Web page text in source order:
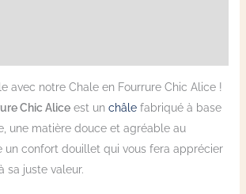
avec notre Chale en Fourrure Chic Alice !
Chic Aliceest un châlefabriqué à base
une matière douce et agréable au
un confort douillet qui vous fera apprécier
sa juste valeur.